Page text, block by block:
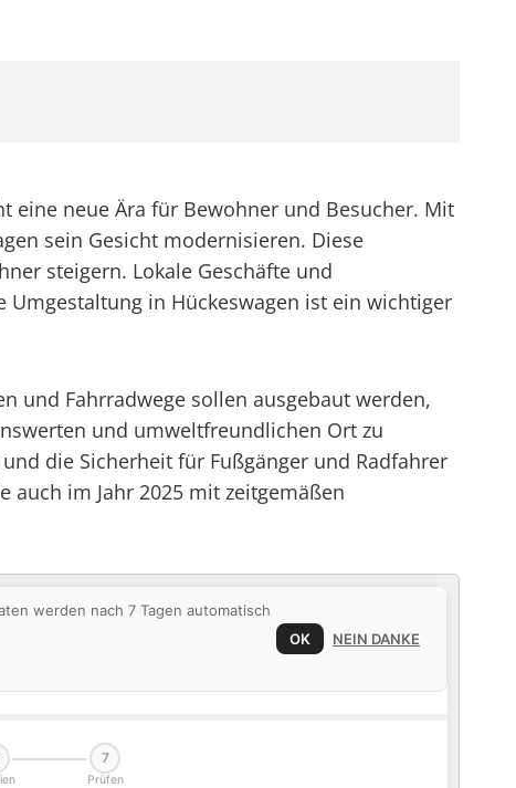
eine neue Ära für Bewohner und Besucher. Mit
sein Gesicht modernisieren. Diese
steigern. Lokale Geschäfte und
in Hückeswagen ist ein wichtiger
und Fahrradwege sollen ausgebaut werden,
und umweltfreundlichen Ort zu
die Sicherheit für Fußgänger und Radfahrer
im Jahr 2025 mit zeitgemäßen
werden nach 7 Tagen automatisch
OK NEIN DANKE
7
Prüfen